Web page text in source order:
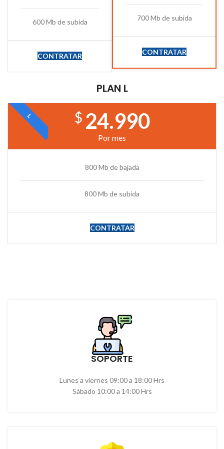
600 Mb de subida
CONTRATAR
700 Mb de subida
CONTRATAR
PLAN L
L $ 24.990
Por mes
800 Mb de bajada
800 Mb de subida
CONTRATAR
SOPORTE
Lunes a viernes 09:00 a 18:00 Hrs
Sábado 10:00 a 14:00 Hrs